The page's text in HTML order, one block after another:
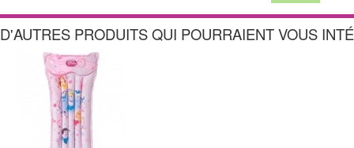
D'AUTRES PRODUITS QUI POURRAIENT VOUS